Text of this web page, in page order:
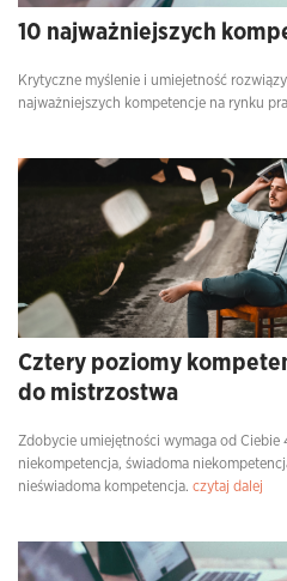
10 najważniejszych
Krytyczne myślenie i umiejetność
najważniejszych kompetencje na rynku
Cztery poziomy
do mistrzostwa
Zdobycie umiejętności wymaga od Ciebie
niekompetencja, świadoma
nieświadoma kompetencja. czytaj dalej